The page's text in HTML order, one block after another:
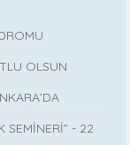
OLSUN
SEMİNERİ” - 22